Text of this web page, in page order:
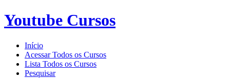
Youtube Cursos
Início
Acessar Todos os Cursos
Lista Todos os Cursos
Pesquisar